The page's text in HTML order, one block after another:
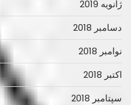
ژانویه 2019
دسامبر 2018
نوامبر 2018
اکتبر 2018
سپتامبر 2018